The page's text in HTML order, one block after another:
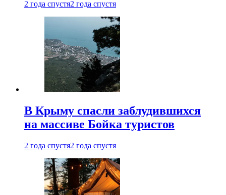
2 года спустя2 года спустя
В Крыму спасли заблудившихся
на массиве Бойка туристов
2 года спустя2 года спустя